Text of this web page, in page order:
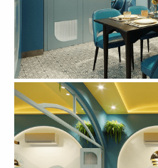
57
SOM TUM THAI
CN Vincom 3/2